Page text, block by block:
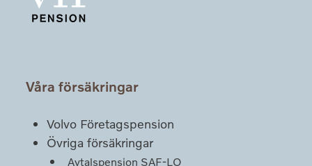
Våra försäkringar
Volvo Företagspension
Övriga försäkringar
Avtalspension SAF-LO